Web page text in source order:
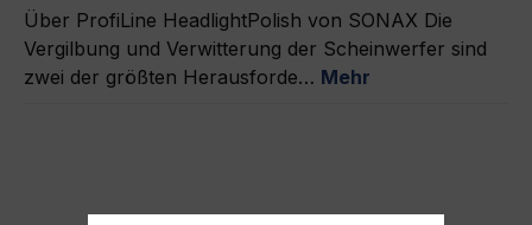
Über ProfiLine HeadlightPolish von SONAX Die
Vergilbung und Verwitterung der Scheinwerfer sind
zwei der größten Herausforde… Mehr